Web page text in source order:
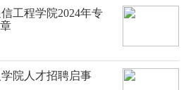
工程学院2024年专
院人才招聘启事